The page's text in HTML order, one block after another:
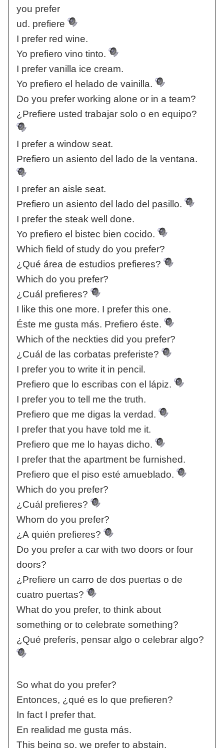
you prefer
ud. prefiere
I prefer red wine.
Yo prefiero vino tinto.
I prefer vanilla ice cream.
Yo prefiero el helado de vainilla.
Do you prefer working alone or in a team?
¿Prefiere usted trabajar solo o en equipo?
I prefer a window seat.
Prefiero un asiento del lado de la ventana.
I prefer an aisle seat.
Prefiero un asiento del lado del pasillo.
I prefer the steak well done.
Yo prefiero el bistec bien cocido.
Which field of study do you prefer?
¿Qué área de estudios prefieres?
Which do you prefer?
¿Cuál prefieres?
I like this one more. I prefer this one.
Éste me gusta más. Prefiero éste.
Which of the neckties did you prefer?
¿Cuál de las corbatas preferiste?
I prefer you to write it in pencil.
Prefiero que lo escribas con el lápiz.
I prefer you to tell me the truth.
Prefiero que me digas la verdad.
I prefer that you have told me it.
Prefiero que me lo hayas dicho.
I prefer that the apartment be furnished.
Prefiero que el piso esté amueblado.
Which do you prefer?
¿Cuál prefieres?
Whom do you prefer?
¿A quién prefieres?
Do you prefer a car with two doors or four
doors?
¿Prefiere un carro de dos puertas o de
cuatro puertas?
What do you prefer, to think about
something or to celebrate something?
¿Qué preferís, pensar algo o celebrar algo?
So what do you prefer?
Entonces, ¿qué es lo que prefieren?
In fact I prefer that.
En realidad me gusta más.
This being so, we prefer to abstain.